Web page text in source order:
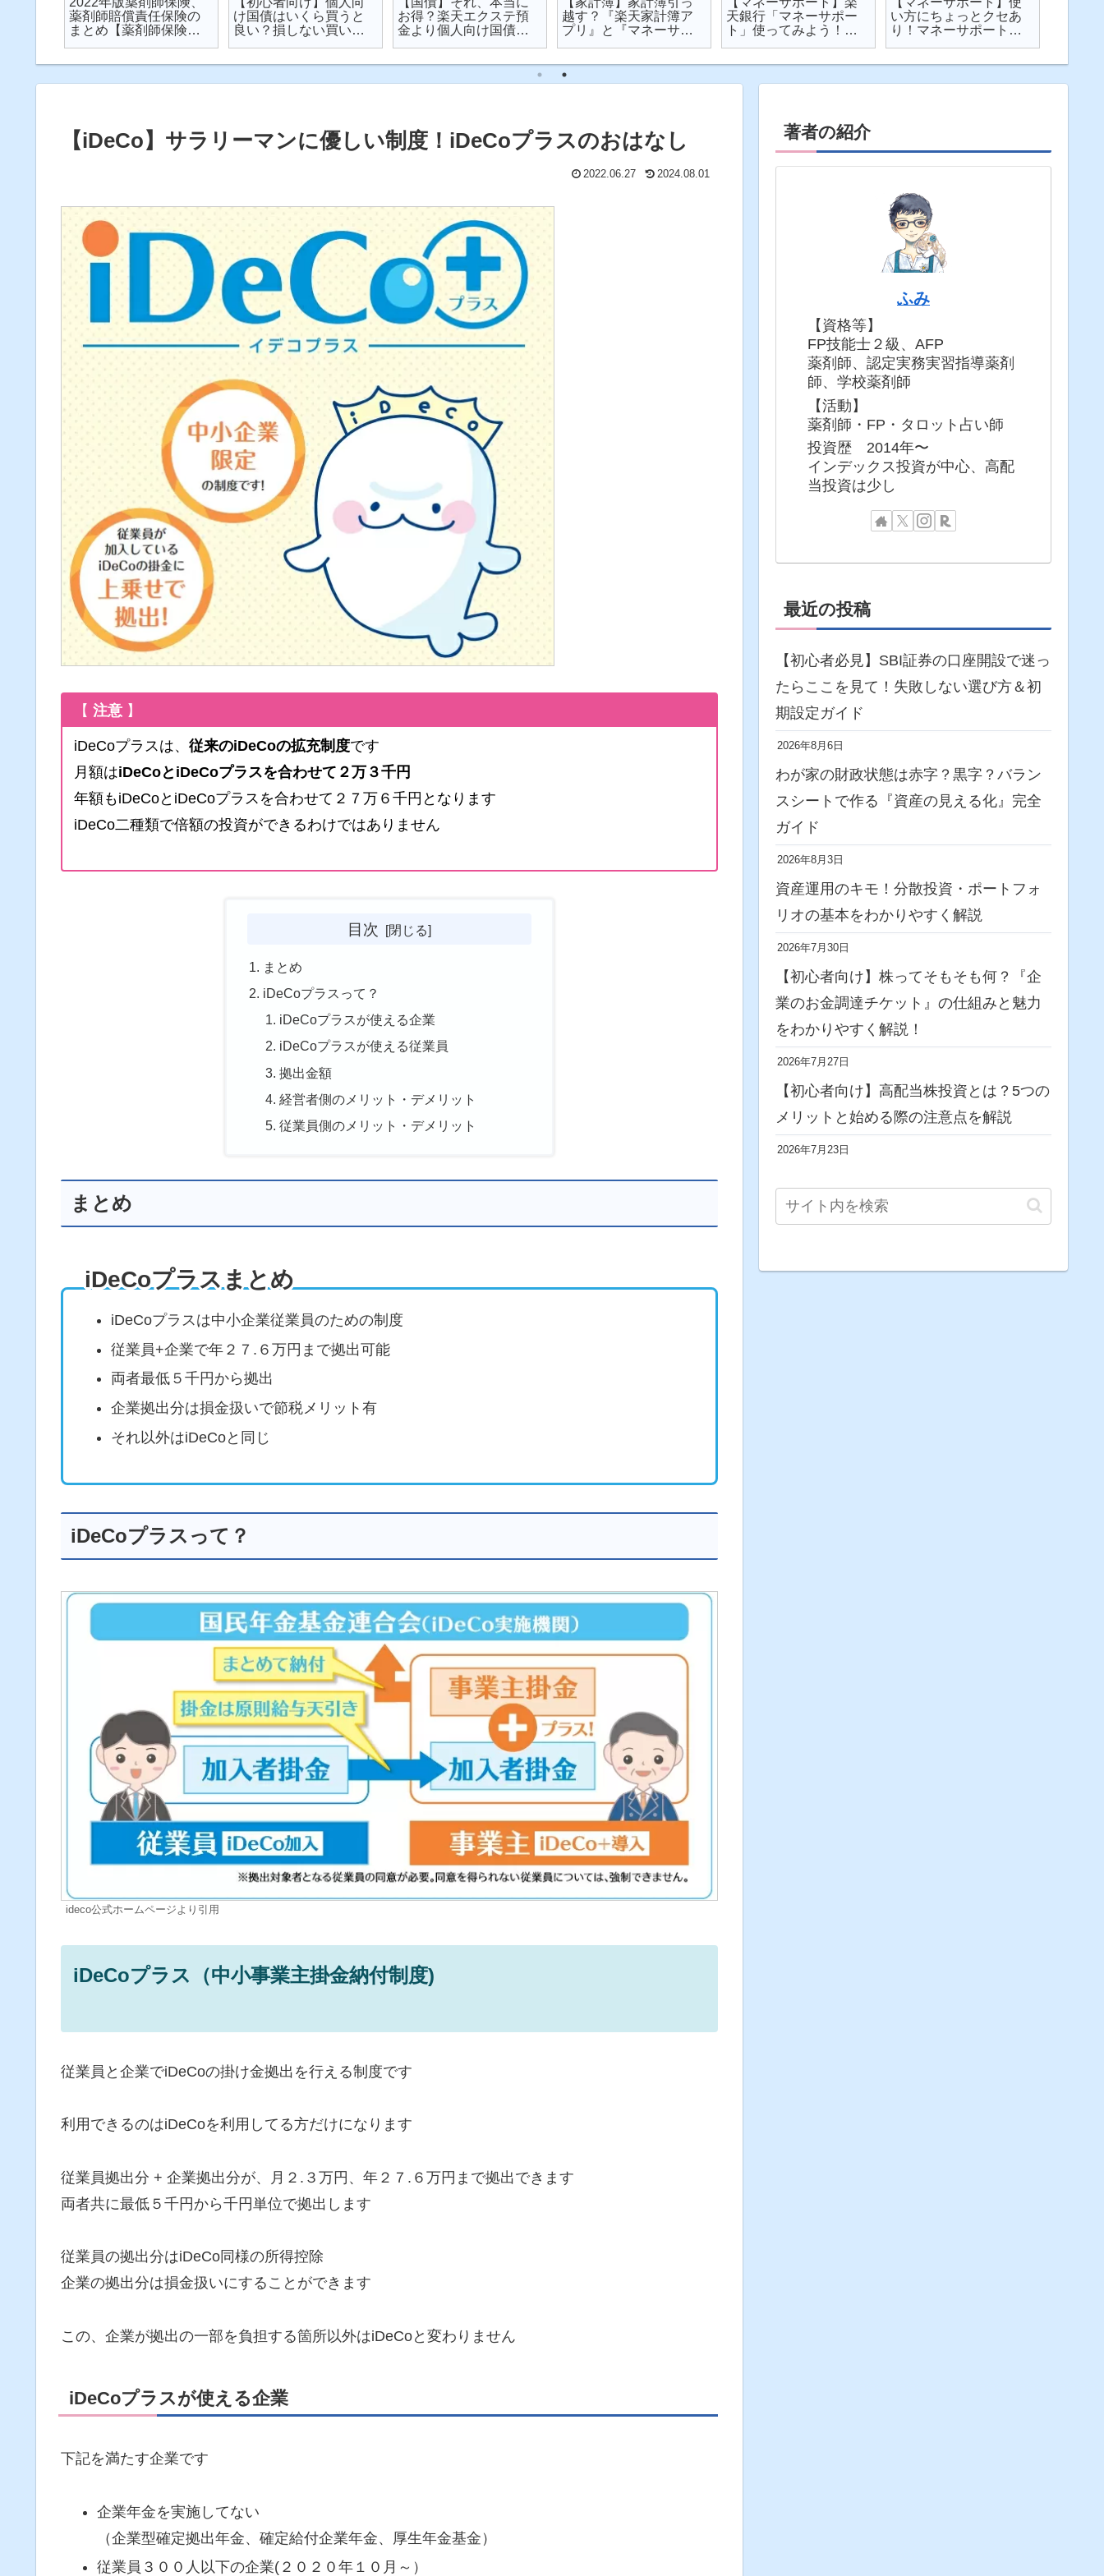
薬剤師賠償責任保険の
まとめ【薬剤師保険】
け国債はいくら買うと
良い？損しない買い方
お得？楽天エクステ預
金より個人向け国債を
越す？『楽天家計簿ア
プリ』と『マネーサポ
天銀行「マネーサポー
ト」使ってみよう！
い方にちょっとクセあ
り！マネーサポートの
【iDeCo】サラリーマンに優しい制度！iDeCoプラスのおはなし
2022.06.27 2024.08.01
【注意 】
iDeCoプラスは、従来のiDeCoの拡充制度です
月額はiDeCoとiDeCoプラスを合わせて２万３千円
年額もiDeCoとiDeCoプラスを合わせて２７万６千円となります
iDeCo二種類で倍額の投資ができるわけではありません
目次
まとめ
iDeCoプラスって？
iDeCoプラスが使える企業
iDeCoプラスが使える従業員
拠出金額
経営者側のメリット・デメリット
従業員側のメリット・デメリット
まとめ
iDeCoプラスまとめ
iDeCoプラスは中小企業従業員のための制度
従業員+企業で年２７.６万円まで拠出可能
両者最低５千円から拠出
企業拠出分は損金扱いで節税メリット有
それ以外はiDeCoと同じ
iDeCoプラスって？
ideco公式ホームページより引用
iDeCoプラス（中小事業主掛金納付制度)
従業員と企業でiDeCoの掛け金拠出を行える制度です
利用できるのはiDeCoを利用してる方だけになります
従業員拠出分 + 企業拠出分が、月２.３万円、年２７.６万円まで拠出できます
両者共に最低５千円から千円単位で拠出します
従業員の拠出分はiDeCo同様の所得控除
企業の拠出分は損金扱いにすることができます
この、企業が拠出の一部を負担する箇所以外はiDeCoと変わりません
iDeCoプラスが使える企業
下記を満たす企業です
企業年金を実施してない
（企業型確定拠出年金、確定給付企業年金、厚生年金基金）
従業員３００人以下の企業(２０２０年１０月～）
著者の紹介
ふみ
【資格等】
FP技能士２級、AFP
薬剤師、認定実務実習指導薬剤
師、学校薬剤師
【活動】
薬剤師・FP・タロット占い師
投資歴 2014年〜
インデックス投資が中心、高配
当投資は少し
最近の投稿
【初心者必見】SBI証券の口座開設で迷っ
たらここを見て！失敗しない選び方＆初
期設定ガイド
2026年8月6日
わが家の財政状態は赤字？黒字？バラン
スシートで作る『資産の見える化』完全
ガイド
2026年8月3日
資産運用のキモ！分散投資・ポートフォ
リオの基本をわかりやすく解説
2026年7月30日
【初心者向け】株ってそもそも何？『企
業のお金調達チケット』の仕組みと魅力
をわかりやすく解説！
2026年7月27日
【初心者向け】高配当株投資とは？5つの
メリットと始める際の注意点を解説
2026年7月23日